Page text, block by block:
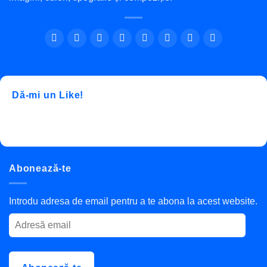
Dă-mi un Like!
Abonează-te
Introdu adresa de email pentru a te abona la acest website.
Adresă
email